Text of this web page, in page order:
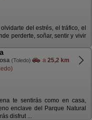
del estrés, el tráfico, el
perderte, soñar, sentir y vivir
(Toledo) a 25,2 km
te sentirás como en casa,
enclave del Parque Natural
disfrut ...